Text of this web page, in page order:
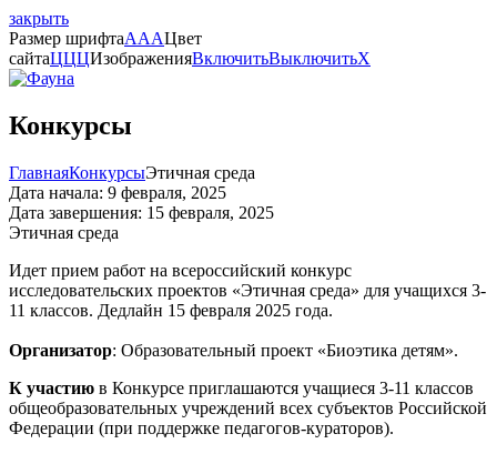
закрыть
Размер шрифтаAAAЦвет
сайтаЦЦЦИзображенияВключитьВыключитьX
Конкурсы
ГлавнаяКонкурсыЭтичная среда
Дата начала: 9 февраля, 2025
Дата завершения: 15 февраля, 2025
Этичная среда
Идет прием работ на всероссийский конкурс
исследовательских проектов «Этичная среда» для учащихся 3-
11 классов. Дедлайн 15 февраля 2025 года.
Организатор: Образовательный проект «Биоэтика детям».
К участию в Конкурсе приглашаются учащиеся 3-11 классов
общеобразовательных учреждений всех субъектов Российской
Федерации (при поддержке педагогов-кураторов).